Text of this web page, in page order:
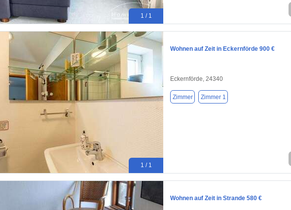
1 / 1
1 / 1
Wohnen auf Zeit in Eckernförde 900 €
Eckernförde, 24340
Zimmer Zimmer 1
Wohnen auf Zeit in Strande 580 €